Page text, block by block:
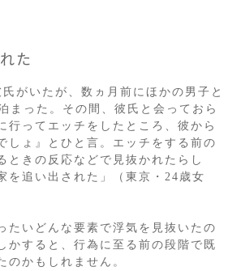
た
氏がいたが、数ヵ月前にほかの男子と
まった。その間、彼氏と会っておら
行ってエッチをしたところ、彼から
しょ』とひと言。エッチをする前の
ときの反応などで見抜かれたらし
を追い出された」（東京・24歳女
いどんな要素で浮気を見抜いたの
かすると、行為に至る前の段階で既
のかもしれません。